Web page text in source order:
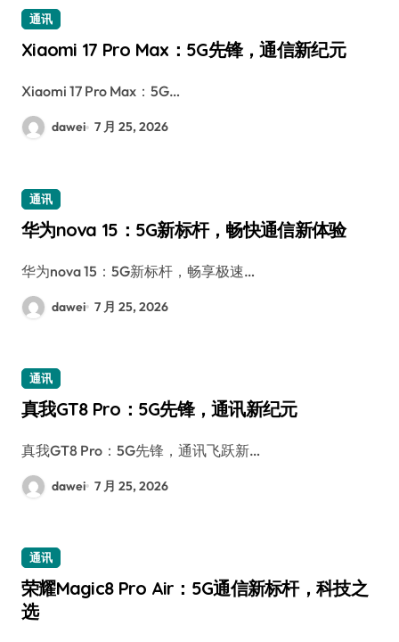
通讯
Xiaomi 17 Pro Max：5G先锋，通信新纪元
Xiaomi 17 Pro Max：5G…
dawei 7 月 25, 2026
通讯
华为nova 15：5G新标杆，畅快通信新体验
华为nova 15：5G新标杆，畅享极速…
dawei 7 月 25, 2026
通讯
真我GT8 Pro：5G先锋，通讯新纪元
真我GT8 Pro：5G先锋，通讯飞跃新…
dawei 7 月 25, 2026
通讯
荣耀Magic8 Pro Air：5G通信新标杆，科技之
选